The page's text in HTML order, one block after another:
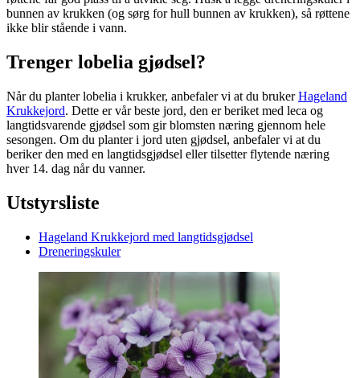
bunnen av krukken (og sørg for hull bunnen av krukken), så røttene
ikke blir stående i vann.
Trenger lobelia gjødsel?
Når du planter lobelia i krukker, anbefaler vi at du brukerHageland
Krukkejord. Dette er vår beste jord, den er beriket med leca og
langtidsvarende gjødsel som gir blomsten næring gjennom hele
sesongen. Om du planter i jord uten gjødsel, anbefaler vi at du
beriker den med en langtidsgjødsel eller tilsetter flytende næring
hver 14. dag når du vanner.
Utstyrsliste
Hageland Krukkejord med langtidsgjødsel
Dreneringskuler